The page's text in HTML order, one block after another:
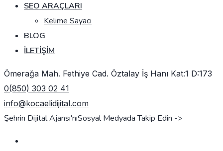
SEO ARAÇLARI
Kelime Sayacı
BLOG
İLETIŞIM
Ömerağa Mah. Fethiye Cad. Öztalay İş Hanı Kat:1 D:173
0(850) 303 02 41
info@kocaelidijital.com
Şehrin Dijital Ajansı'nıSosyal Medyada Takip Edin ->